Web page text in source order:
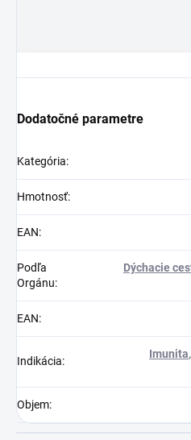
Dodatočné parametre
Kategória:
Hmotnosť:
EAN:
Podľa
Orgánu:
Dýchacie
EAN:
Indikácia:
Imunita,
Objem: